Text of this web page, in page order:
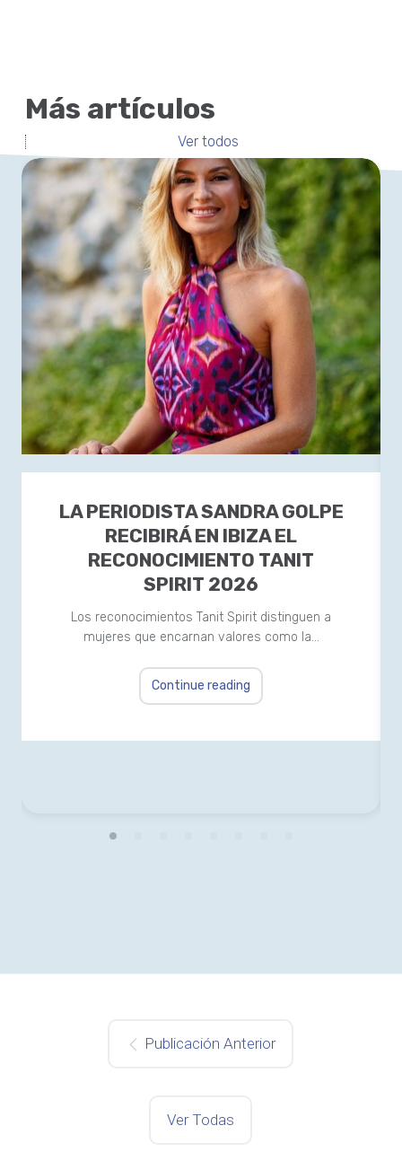
Más artículos
Ver todos
LA PERIODISTA SANDRA GOLPE
RECIBIRÁ EN IBIZA EL
RECONOCIMIENTO TANIT
SPIRIT 2026
Los reconocimientos Tanit Spirit distinguen a
mujeres que encarnan valores como la…
Continue reading
Publicación Anterior
Ver Todas